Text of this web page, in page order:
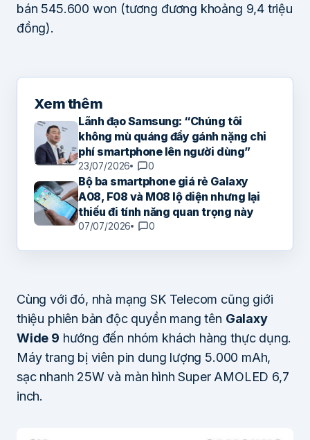
bán 545.600 won (tương đương khoảng 9,4 triệu
đồng).
Xem thêm
Lãnh đạo Samsung: “Chúng tôi
không mù quáng đẩy gánh nặng chi
phí smartphone lên người dùng”
23/07/2026 0
Bộ ba smartphone giá rẻ Galaxy
A08, F08 và M08 lộ diện nhưng lại
thiếu đi tính năng quan trọng này
07/07/2026 0
Cùng với đó, nhà mạng SK Telecom cũng giới
thiệu phiên bản độc quyền mang tên Galaxy
Wide 9 hướng đến nhóm khách hàng thực dụng.
Máy trang bị viên pin dung lượng 5.000 mAh,
sạc nhanh 25W và màn hình Super AMOLED 6,7
inch.